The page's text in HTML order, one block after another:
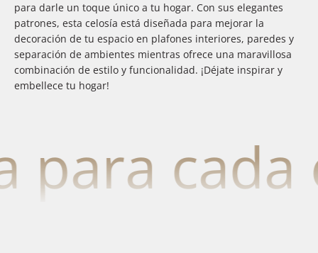
para darle un toque único a tu hogar. Con sus elegantes
patrones, esta celosía está diseñada para mejorar la
decoración de tu espacio en plafones interiores, paredes y
separación de ambientes mientras ofrece una maravillosa
combinación de estilo y funcionalidad. ¡Déjate inspirar y
embellece tu hogar!
para cada